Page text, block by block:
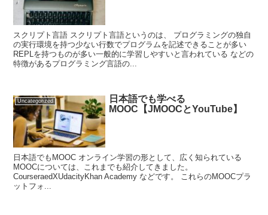
スクリプト言語 スクリプト言語というのは、 プログラミングの独自
の実行環境を持つ少ない行数でプログラムを記述できることが多い
REPLを持つものが多い一般的に学習しやすいと言われている などの
特徴があるプログラミング言語の...
Uncategorized
日本語でも学べる
MOOC【JMOOCとYouTube】
日本語でもMOOC オンライン学習の形として、広く知られている
MOOCについては、これまでも紹介してきました。
CourseraedXUdacityKhan Academy などです。 これらのMOOCプラ
ットフォ...